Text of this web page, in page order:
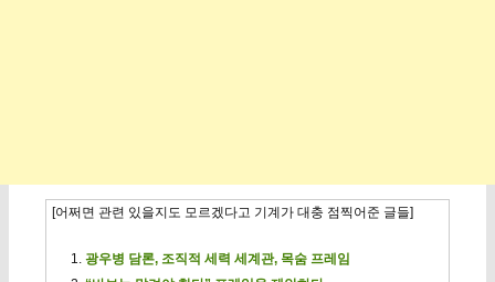
[어쩌면 관련 있을지도 모르겠다고 기계가 대충 점찍어준 글들]
광우병 담론, 조직적 세력 세계관, 목숨 프레임